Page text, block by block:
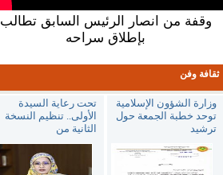
وقفة من انصار الرئيس السابق تطالب
بإطلاق سراحه
ثقافة وفن
وزارة الشؤون الإسلامية
توحد خطبة الجمعة حول
ترشيد
تحت رعاية السيدة
الأولى.. تنظيم النسخة
الثانية من